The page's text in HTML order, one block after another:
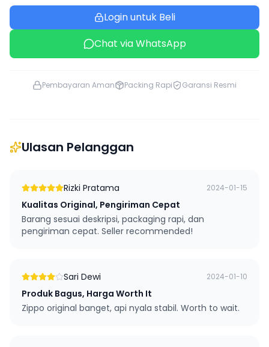
Login untuk Beli
Chat via WhatsApp
Pembayaran Aman Packing Rapi Garansi Resmi
Ulasan Pelanggan
Rizki Pratama 2024-01-15
Kualitas Original, Pengiriman Cepat
Barang sesuai deskripsi, packaging rapi, dan
pengiriman cepat. Seller recommended!
Sari Dewi 2024-01-10
Produk Bagus, Harga Worth It
Zippo original banget, api nyala stabil. Worth to wait.